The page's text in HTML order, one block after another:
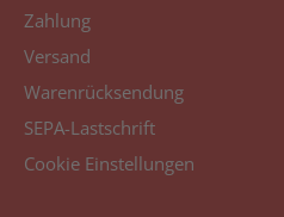
Zahlung
Versand
Warenrücksendung
SEPA-Lastschrift
Cookie Einstellungen